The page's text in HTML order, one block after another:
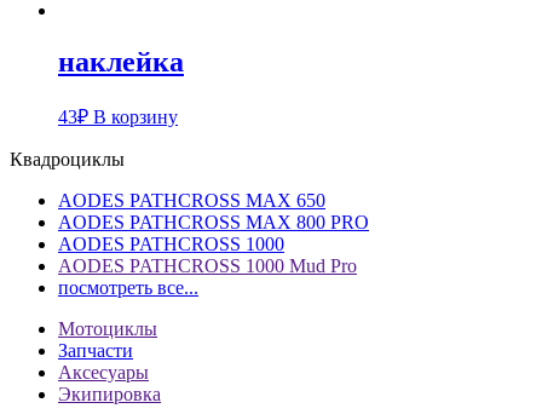
наклейка
43₽ В корзину
Квадроциклы
AODES PATHCROSS MAX 650
AODES PATHCROSS MAX 800 PRO
AODES PATHCROSS 1000
AODES PATHCROSS 1000 Mud Pro
посмотреть все...
Мотоциклы
Запчасти
Аксесуары
Экипировка